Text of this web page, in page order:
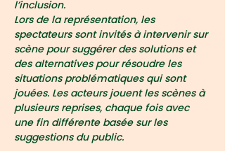
l’inclusion.
Lors de la représentation, les
spectateurs sont invités à intervenir sur
scène pour suggérer des solutions et
des alternatives pour résoudre les
situations problématiques qui sont
jouées. Les acteurs jouent les scènes à
plusieurs reprises, chaque fois avec
une fin différente basée sur les
suggestions du public.